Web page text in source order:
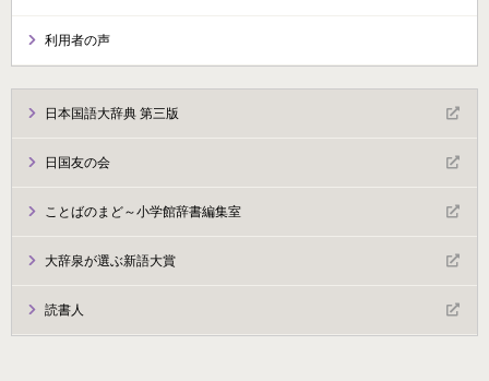
利用者の声
日本国語大辞典 第三版
日国友の会
ことばのまど～小学館辞書編集室
大辞泉が選ぶ新語大賞
読書人